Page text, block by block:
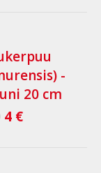
-
20 cm
4 €